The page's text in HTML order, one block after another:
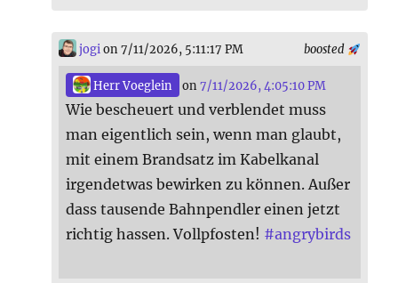
boosted
jogion 7/11/2026, 5:11:17 PM
Herr Voeglein on7/11/2026, 4:05:10 PM
Wie bescheuert und verblendet muss
man eigentlich sein, wenn man glaubt,
mit einem Brandsatz im Kabelkanal
irgendetwas bewirken zu können. Außer
dass tausende Bahnpendler einen jetzt
richtig hassen. Vollpfosten! #angrybirds